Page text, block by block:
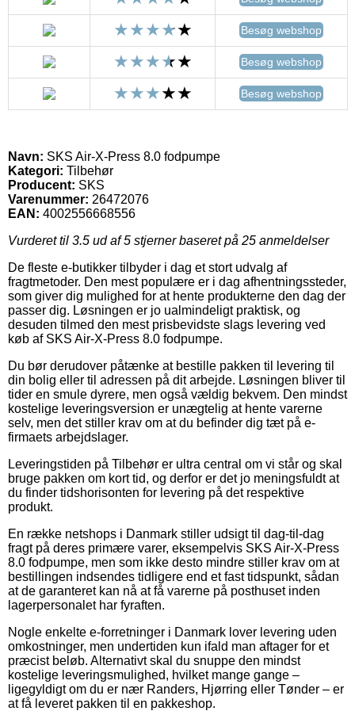
Besøg webshop
Besøg webshop
Besøg webshop
Navn: SKS Air-X-Press 8.0 fodpumpe
Kategori: Tilbehør
Producent: SKS
Varenummer: 26472076
EAN: 4002556668556
Vurderet til 3.5 ud af 5 stjerner baseret på 25 anmeldelser
De fleste e-butikker tilbyder i dag et stort udvalg af
fragtmetoder. Den mest populære er i dag afhentningssteder,
som giver dig mulighed for at hente produkterne den dag der
passer dig. Løsningen er jo ualmindeligt praktisk, og
desuden tilmed den mest prisbevidste slags levering ved
køb af SKS Air-X-Press 8.0 fodpumpe.
Du bør derudover påtænke at bestille pakken til levering til
din bolig eller til adressen på dit arbejde. Løsningen bliver til
tider en smule dyrere, men også vældig bekvem. Den mindst
kostelige leveringsversion er unægtelig at hente varerne
selv, men det stiller krav om at du befinder dig tæt på e-
firmaets arbejdslager.
Leveringstiden på Tilbehør er ultra central om vi står og skal
bruge pakken om kort tid, og derfor er det jo meningsfuldt at
du finder tidshorisonten for levering på det respektive
produkt.
En række netshops i Danmark stiller udsigt til dag-til-dag
fragt på deres primære varer, eksempelvis SKS Air-X-Press
8.0 fodpumpe, men som ikke desto mindre stiller krav om at
bestillingen indsendes tidligere end et fast tidspunkt, sådan
at de garanteret kan nå at få varerne på posthuset inden
lagerpersonalet har fyraften.
Nogle enkelte e-forretninger i Danmark lover levering uden
omkostninger, men undertiden kun ifald man aftager for et
præcist beløb. Alternativt skal du snuppe den mindst
kostelige leveringsmulighed, hvilket mange gange –
ligegyldigt om du er nær Randers, Hjørring eller Tønder – er
at få leveret pakken til en pakkeshop.